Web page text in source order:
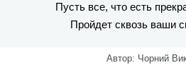
Пусть все, что есть
Пройдет сквозь ваши
Автор: Чорний